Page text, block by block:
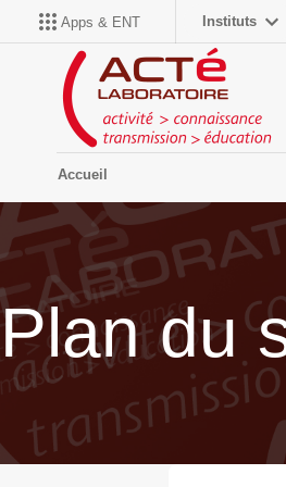
Apps & ENT Instituts
Accueil
Plan du